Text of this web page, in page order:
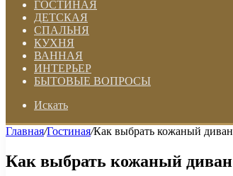
ГОСТИНАЯ
ДЕТСКАЯ
СПАЛЬНЯ
КУХНЯ
ВАННАЯ
ИНТЕРЬЕР
БЫТОВЫЕ ВОПРОСЫ
Искать
Главная/Гостиная/Как выбрать кожаный диван
Как выбрать кожаный диван